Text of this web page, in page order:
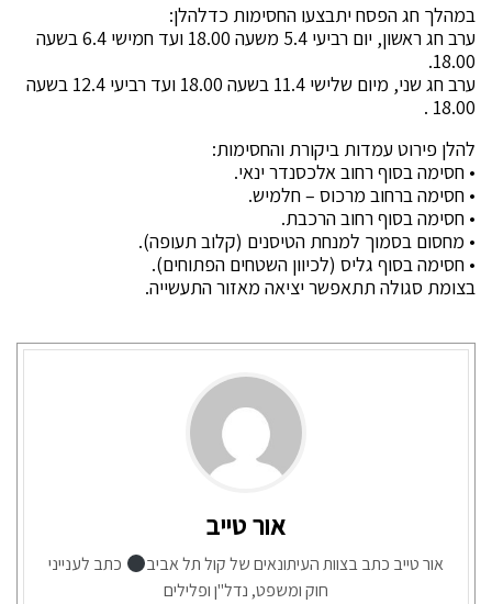
במהלך חג הפסח יתבצעו החסימות כדלהלן:
ערב חג ראשון, יום רביעי 5.4 משעה 18.00 ועד חמישי 6.4 בשעה
18.00.
ערב חג שני, מיום שלישי 11.4 בשעה 18.00 ועד רביעי 12.4 בשעה
18.00 .
להלן פירוט עמדות ביקורת והחסימות:
• חסימה בסוף רחוב אלכסנדר ינאי.
• חסימה ברחוב מרכוס – חלמיש.
• חסימה בסוף רחוב הרכבת.
• מחסום בסמוך למנחת הטיסנים (קלוב תעופה).
• חסימה בסוף גליס (לכיוון השטחים הפתוחים).
בצומת סגולה תתאפשר יציאה מאזור התעשייה.
אור טייב
אור טייב כתב בצוות העיתונאים של קול תל אביב
כתב לענייני
חוק ומשפט, נדל"ן ופלילים